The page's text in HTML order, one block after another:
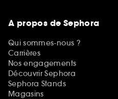
A propos de Sephora
Qui sommes-nous ?
Carrières
Nos engagements
Découvrir Sephora
Sephora Stands
Magasins